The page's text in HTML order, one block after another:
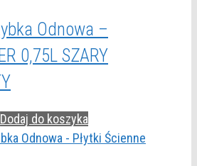
Odnowa –
0,75L SZARY
Dodaj do koszyka